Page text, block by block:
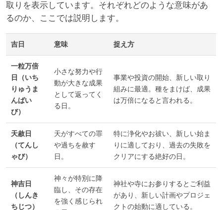
取りを表示しています。それぞれどのような意味があ
るのか、ここでは説明します。
吉日 意味 捉え方
一粒万倍
日（いち
りゅうま
んばい
び）
小さな努力や行
動が大きな成果
として返ってく
る日。
事業や投資の開始、新しい取り
組みに最適。種をまけば、成果
は万倍になると言われる。
天赦日
（てんし
ゃび）
天がすべての罪
や過ちを赦す
日。
特に浄化やお祓い、新しい始ま
りに適しており、過去の失敗を
クリアにする絶好の日。
神吉日
（しんき
ちじつ）
神々が特別に降
臨し、その存在
を強く感じられ
神社や寺にお参りするとご利益
があり、新しい計画やプロジェ
クトの始動に適している。